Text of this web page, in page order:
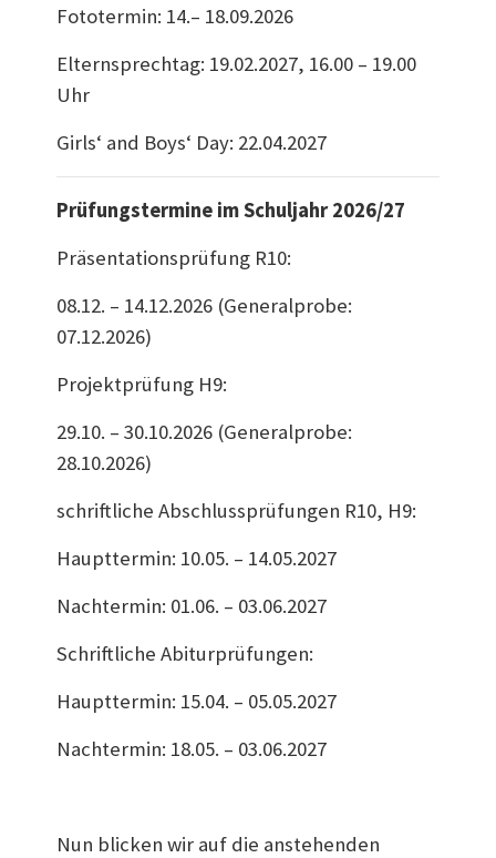
Fototermin: 14.– 18.09.2026
Elternsprechtag: 19.02.2027, 16.00 – 19.00
Uhr
Girls‘ and Boys‘ Day: 22.04.2027
Prüfungstermine im Schuljahr 2026/27
Präsentationsprüfung R10:
08.12. – 14.12.2026 (Generalprobe:
07.12.2026)
Projektprüfung H9:
29.10. – 30.10.2026 (Generalprobe:
28.10.2026)
schriftliche Abschlussprüfungen R10, H9:
Haupttermin: 10.05. – 14.05.2027
Nachtermin: 01.06. – 03.06.2027
Schriftliche Abiturprüfungen:
Haupttermin: 15.04. – 05.05.2027
Nachtermin: 18.05. – 03.06.2027
Nun blicken wir auf die anstehenden